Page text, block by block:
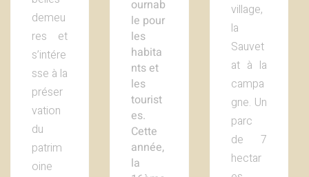
demeu
res et
s’intére
sse à la
préser
vation
du
patrim
oine
ournab
le pour
les
habita
nts et
les
tourist
es.
Cette
année,
la
village,
la
Sauvet
at à la
campa
gne. Un
parc
de 7
hectar